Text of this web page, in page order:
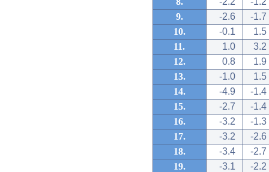
9.
-2.6
-1.7
10.
-0.1
1.5
11.
1.0
3.2
12.
0.8
1.9
13.
-1.0
1.5
14.
-4.9
-1.4
15.
-2.7
-1.4
16.
-3.2
-1.3
17.
-3.2
-2.6
18.
-3.4
-2.7
19.
-3.1
-2.2